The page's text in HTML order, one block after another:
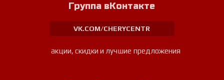
Группа вКонтакте
VK.COM/CHERYCENTR
акции, скидки и лучшие предложения